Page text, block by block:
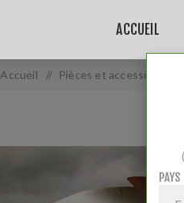
ACCUEIL
Accueil / Pièces et accessoires
PAYS